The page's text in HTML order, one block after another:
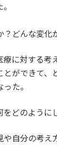
どんな変化
に対する考
ができて、
た。
どのように
自分の考え